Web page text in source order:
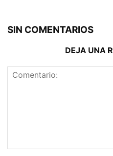
SIN COMENTARIOS
DEJA UNA